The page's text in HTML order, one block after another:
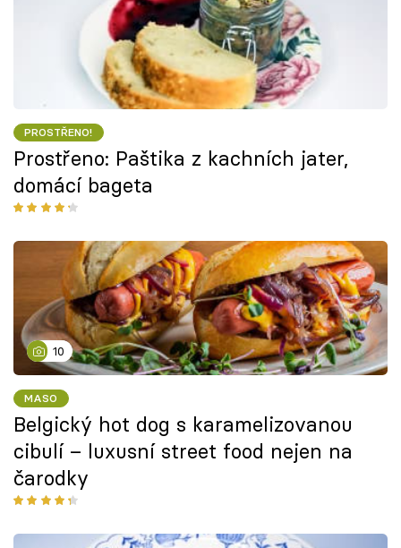
PROSTŘENO!
Prostřeno: Paštika z kachních jater,
domácí bageta
10
MASO
Belgický hot dog s karamelizovanou
cibulí – luxusní street food nejen na
čarodky